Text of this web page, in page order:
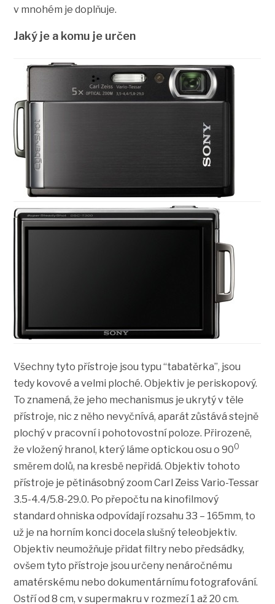
v mnohém je doplňuje.
Jaký je a komu je určen
Všechny tyto přístroje jsou typu “tabatěrka”, jsou
tedy kovové a velmi ploché. Objektiv je periskopový.
To znamená, že jeho mechanismus je ukrytý v těle
přístroje, nic z něho nevyčnívá, aparát zůstává stejně
plochý v pracovní i pohotovostní poloze. Přirozeně,
že vložený hranol, který láme optickou osu o 900
směrem dolů, na kresbě nepřidá. Objektiv tohoto
přístroje je pětinásobný zoom Carl Zeiss Vario-Tessar
3.5-4.4/5.8-29.0. Po přepočtu na kinofilmový
standard ohniska odpovídají rozsahu 33 – 165mm, to
už je na horním konci docela slušný teleobjektiv.
Objektiv neumožňuje přidat filtry nebo předsádky,
ovšem tyto přístroje jsou určeny nenáročnému
amatérskému nebo dokumentárnímu fotografování.
Ostří od 8 cm, v supermakru v rozmezí 1 až 20 cm.